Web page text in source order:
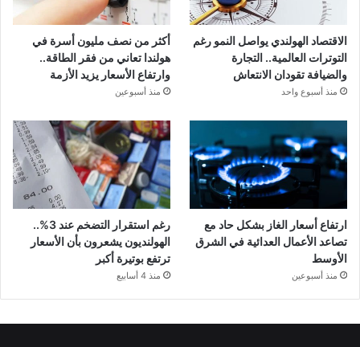
الاقتصاد الهولندي يواصل النمو رغم
التوترات العالمية.. التجارة
والضيافة تقودان الانتعاش
منذ أسبوع واحد
أكثر من نصف مليون أسرة في
هولندا تعاني من فقر الطاقة..
وارتفاع الأسعار يزيد الأزمة
منذ أسبوعين
ارتفاع أسعار الغاز بشكل حاد مع
تصاعد الأعمال العدائية في الشرق
الأوسط
منذ أسبوعين
رغم استقرار التضخم عند 3%..
الهولنديون يشعرون بأن الأسعار
ترتفع بوتيرة أكبر
منذ 4 أسابيع